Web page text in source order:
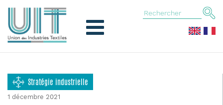
Stratégie industrielle
1 décembre 2021